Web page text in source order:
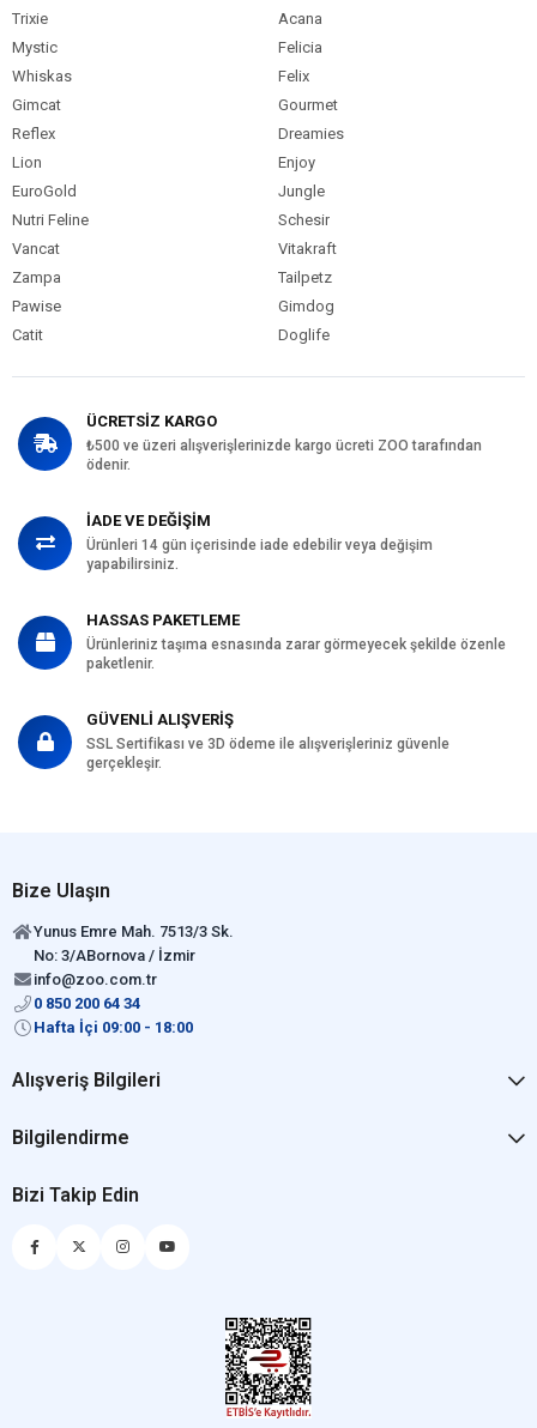
Trixie
Acana
Mystic
Felicia
Whiskas
Felix
Gimcat
Gourmet
Reflex
Dreamies
Lion
Enjoy
EuroGold
Jungle
Nutri Feline
Schesir
Vancat
Vitakraft
Zampa
Tailpetz
Pawise
Gimdog
Catit
Doglife
ÜCRETSİZ KARGO
₺500 ve üzeri alışverişlerinizde kargo ücreti ZOO tarafından
ödenir.
İADE VE DEĞİŞİM
Ürünleri 14 gün içerisinde iade edebilir veya değişim
yapabilirsiniz.
HASSAS PAKETLEME
Ürünleriniz taşıma esnasında zarar görmeyecek şekilde özenle
paketlenir.
GÜVENLİ ALIŞVERİŞ
SSL Sertifikası ve 3D ödeme ile alışverişleriniz güvenle
gerçekleşir.
Bize Ulaşın
Yunus Emre Mah. 7513/3 Sk.
No: 3/ABornova / İzmir
info@zoo.com.tr
0 850 200 64 34
Hafta İçi 09:00 - 18:00
Alışveriş Bilgileri
Bilgilendirme
Bizi Takip Edin